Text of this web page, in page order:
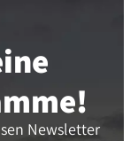
Newsletter